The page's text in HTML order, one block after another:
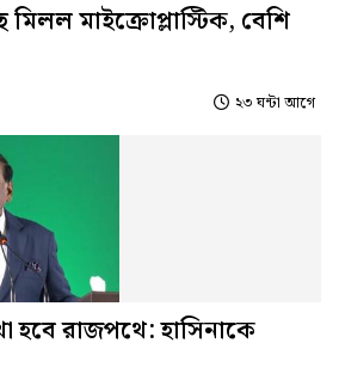
মিলল মাইক্রোপ্লাস্টিক, বেশি
২৩ ঘন্টা আগে
হবে রাজপথে: হাসিনাকে